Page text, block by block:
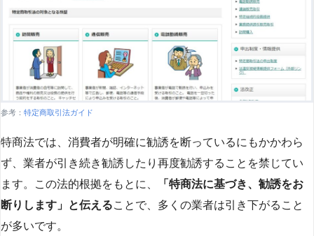
参考： 特定商取引法ガイド
特商法では、消費者が明確に勧誘を断っているにもかかわら
ず、業者が引き続き勧誘したり再度勧誘することを禁じてい
ます。この法的根拠をもとに、
「特商法に基づき、勧誘をお
断りします」と伝えることで、多くの業者は引き下がること
が多いです​​。